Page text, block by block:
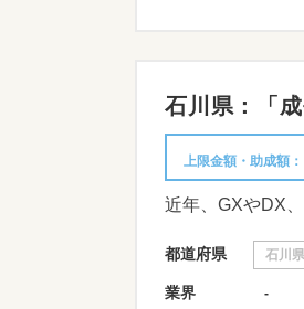
石川県：「
上限金額・助成額：
都道府県 石川県
業界 -